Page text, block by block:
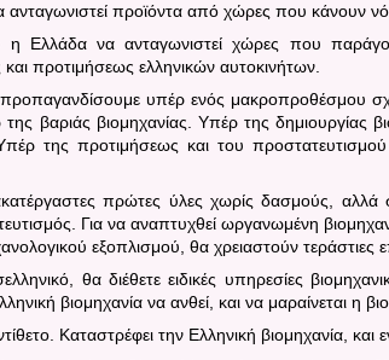
ανταγωνιστεί προϊόντα από χώρες που κάνουν
η Ελλάδα να ανταγωνιστεί χώρες που
προτιμήσεως ελληνικών αυτοκινήτων.
υπέρ ενός μακροπροθέσμου
βαριάς βιομηχανίας. Υπέρ της δημιουργίας
της προτιμήσεως και του
πρώτες ύλες χωρίς δασμούς, αλλά
Για να αναπτυχθεί ωργανωμένη
εξοπλισμού, θα χρειαστούν τεράστιες
θα διέθετε ειδικές υπηρεσίες
βιομηχανία να ανθεί, και να μαραίνεται η
Καταστρέφει την Ελληνική βιομηχανία, και